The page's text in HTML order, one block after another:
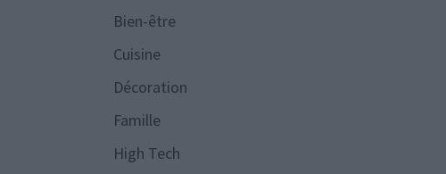
Bien-être
Cuisine
Décoration
Famille
High Tech